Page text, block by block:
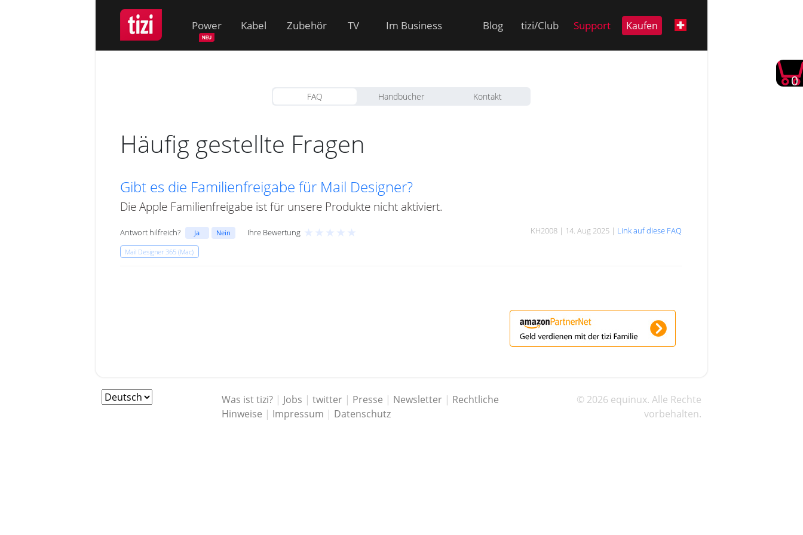
Power Kabel Zubehör TV Im Business Blog tizi/Club Support Kaufen
0
FAQ Handbücher Kontakt
Häufig gestellte Fragen
Gibt es die Familienfreigabe für Mail Designer?
Die Apple Familienfreigabe ist für unsere Produkte nicht aktiviert.
Antwort hilfreich? Ja Nein Ihre Bewertung ★ ★ ★ ★ ★ KH2008 | 14. Aug 2025 | Link auf diese FAQ
Mail Designer 365 (Mac)
Was ist tizi?| Jobs | twitter| Presse | Newsletter| Rechtliche
Hinweise | Impressum | Datenschutz
© 2026 equinux. Alle Rechte
vorbehalten.